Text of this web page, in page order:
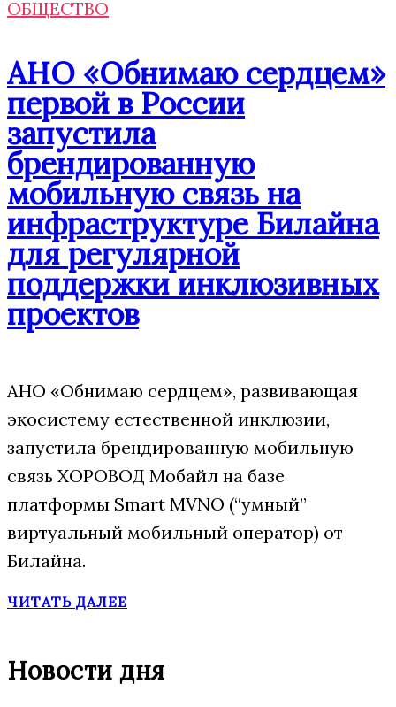
ОБЩЕСТВО
АНО «Обнимаю сердцем»
первой в России
запустила
брендированную
мобильную связь на
инфраструктуре Билайна
для регулярной
поддержки инклюзивных
проектов
АНО «Обнимаю сердцем», развивающая
экосистему естественной инклюзии,
запустила брендированную мобильную
связь ХОРОВОД Мобайл на базе
платформы Smart MVNO (“умный”
виртуальный мобильный оператор) от
Билайна.
ЧИТАТЬ ДАЛЕЕ
Новости дня